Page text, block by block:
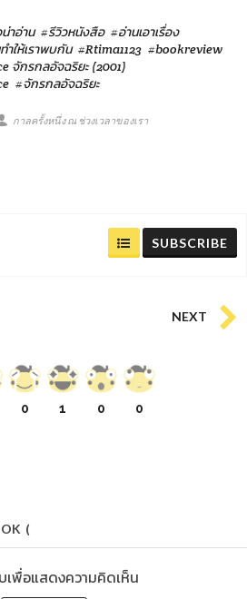
าอ่าน #รีวิวหนังสือ #อ่านเอาเรื่อง
ำให้เราพบกัน #Rtima1123 #bookreview
กรกลอัจฉริยะ (2001)
#จักรกลอัจฉริยะ
กาลครั้งหนึ่ง ณ ช่วงเวลาของเรา
SUBSCRIBE
NEXT
0 1 0 0
(
เพื่อแสดงความคิดเห็น